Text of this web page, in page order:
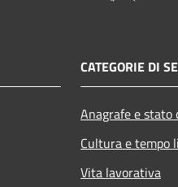
CATEGORIE DI
Anagrafe e stato
Cultura e tempo
Vita lavorativa